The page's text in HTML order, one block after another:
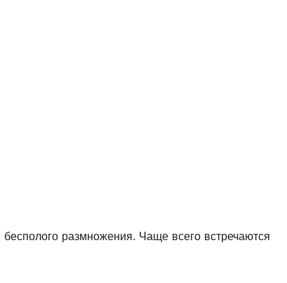
размножения. Чаще всего встречаются